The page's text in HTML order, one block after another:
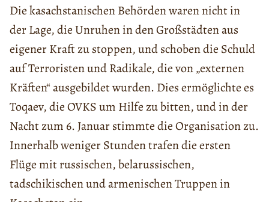
Die kasachstanischen Behörden waren nicht in
der Lage, die Unruhen in den Großstädten aus
eigener Kraft zu stoppen, und schoben die Schuld
auf Terroristen und Radikale, die von „externen
Kräften“ ausgebildet wurden. Dies ermöglichte es
Toqaev, die OVKS um Hilfe zu bitten, und in der
Nacht zum 6. Januar stimmte die Organisation zu.
Innerhalb weniger Stunden trafen die ersten
Flüge mit russischen, belarussischen,
tadschikischen und armenischen Truppen in